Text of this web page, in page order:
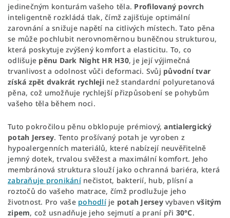
jedinečným konturám vašeho těla. Profilovaný povrch
inteligentně rozkládá tlak, čímž zajišťuje optimální
zarovnání a snižuje napětí na citlivých místech. Tato pěna
se může pochlubit nerovnoměrnou buněčnou strukturou,
která poskytuje zvýšený komfort a elasticitu. To, co
odlišuje pěnu Dark Night HR H30, je její výjimečná
trvanlivost a odolnost vůči deformaci. Svůj původní tvar
získá zpět dvakrát rychlejinež standardní polyuretanová
pěna, což umožňuje rychlejší přizpůsobení se pohybům
vašeho těla během noci.
Tuto pokročilou pěnu obklopuje prémiový,antialergický
potah Jersey. Tento prošívaný potah je vyroben z
hypoalergenních materiálů, které nabízejí neuvěřitelně
jemný dotek, trvalou svěžest a maximální komfort. Jeho
membránová struktura slouží jako ochranná bariéra, která
zabraňuje pronikánínečistot, bakterií, hub, plísní a
roztočů do vašeho matrace, čímž prodlužuje jeho
životnost. Pro vaše pohodlíje potah Jerseyvybaven všitým
zipem, což usnadňuje jeho sejmutí a praní při 30°C.